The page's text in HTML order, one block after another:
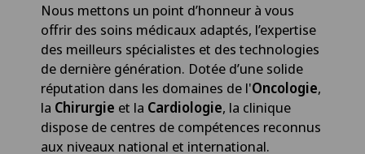
Nous mettons un point d’honneur à vous
offrir des soins médicaux adaptés, l’expertise
des meilleurs spécialistes et des technologies
de dernière génération. Dotée d’une solide
réputation dans les domaines de l'Oncologie,
la Chirurgie et la Cardiologie, la clinique
dispose de centres de compétences reconnus
aux niveaux national et international.